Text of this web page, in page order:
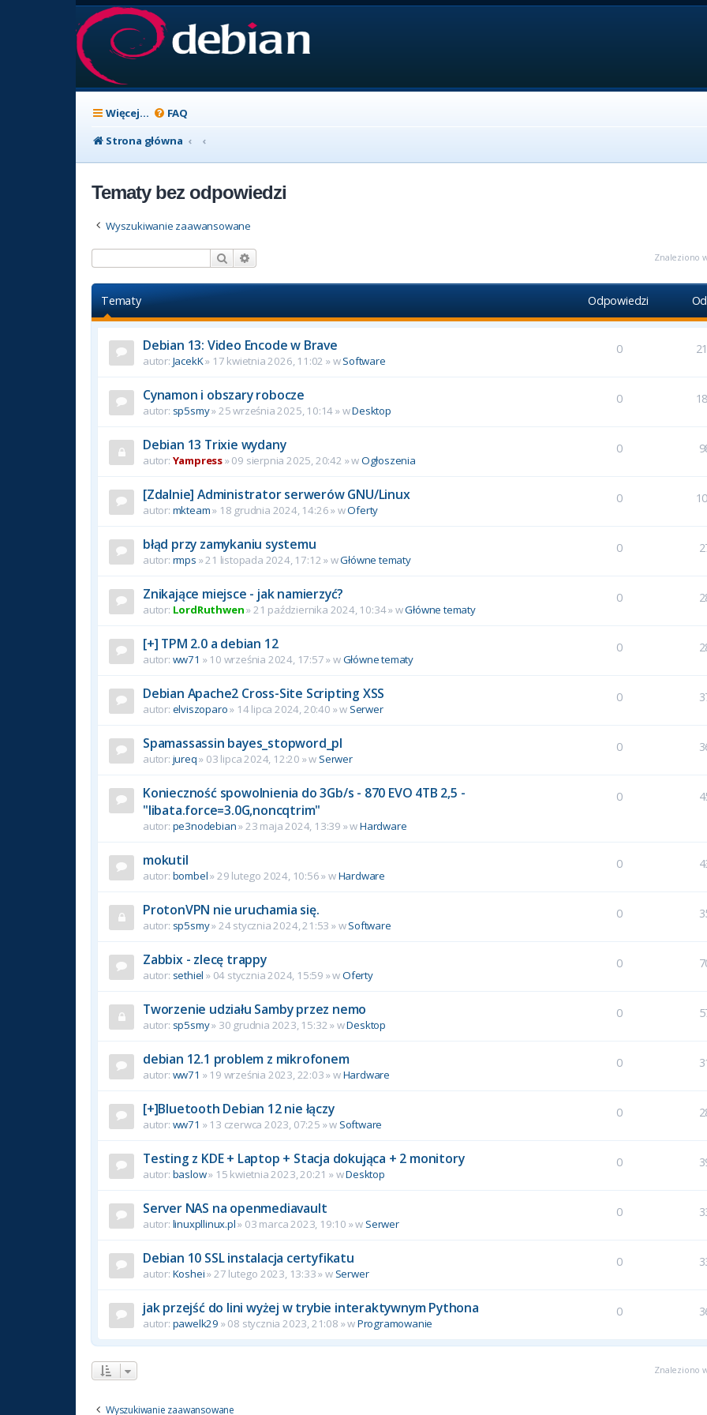
Więcej… FAQ
Strona główna
Tematy bez odpowiedzi
Wyszukiwanie zaawansowane
Szukaj Znaleziono
Tematy Odpowiedzi
Debian 13: Video Encode w Brave
autor: JacekK» 17 kwietnia 2026, 11:02 » wSoftware
0
Cynamon i obszary robocze
autor: sp5smy»25 września 2025, 10:14» wDesktop
0
Debian 13 Trixie wydany
autor: Yampress»09 sierpnia 2025, 20:42 » wOgłoszenia
0
[Zdalnie] Administrator serwerów GNU/Linux
autor: mkteam» 18 grudnia 2024, 14:26» wOferty
0
błąd przy zamykaniu systemu
autor: rmps »21 listopada 2024, 17:12» wGłówne tematy
0
Znikające miejsce - jak namierzyć?
autor: LordRuthwen»21 października 2024, 10:34» wGłówne tematy
0
[+] TPM 2.0 a debian 12
autor: ww71 » 10 września 2024, 17:57» wGłówne tematy
0
Debian Apache2 Cross-Site Scripting XSS
autor: elviszoparo» 14 lipca 2024, 20:40 » w Serwer
0
Spamassassin bayes_stopword_pl
autor: jureq» 03 lipca 2024, 12:20 » w Serwer
0
Konieczność spowolnienia do 3Gb/s - 870 EVO 4TB 2,5 -
"libata.force=3.0G,noncqtrim"
autor: pe3nodebian»23 maja 2024, 13:39 » wHardware
0
mokutil
autor: bombel»29 lutego 2024, 10:56» wHardware
0
ProtonVPN nie uruchamia się.
autor: sp5smy»24 stycznia 2024, 21:53 » wSoftware
0
Zabbix - zlecę trappy
autor: sethiel » 04 stycznia 2024, 15:59 » wOferty
0
Tworzenie udziału Samby przez nemo
autor: sp5smy» 30 grudnia 2023, 15:32» wDesktop
0
debian 12.1 problem z mikrofonem
autor: ww71 » 19 września 2023, 22:03» wHardware
0
[+]Bluetooth Debian 12 nie łączy
autor: ww71 » 13 czerwca 2023, 07:25 » w Software
0
Testing z KDE + Laptop + Stacja dokująca + 2 monitory
autor: baslow» 15 kwietnia 2023, 20:21 » wDesktop
0
Server NAS na openmediavault
autor: linuxpllinux.pl» 03 marca 2023, 19:10 » w Serwer
0
Debian 10 SSL instalacja certyfikatu
autor: Koshei»27 lutego 2023, 13:33» w Serwer
0
jak przejść do lini wyżej w trybie interaktywnym Pythona
autor: pawelk29 »08 stycznia 2023, 21:08 » wProgramowanie
0
Znaleziono
Wyszukiwanie zaawansowane